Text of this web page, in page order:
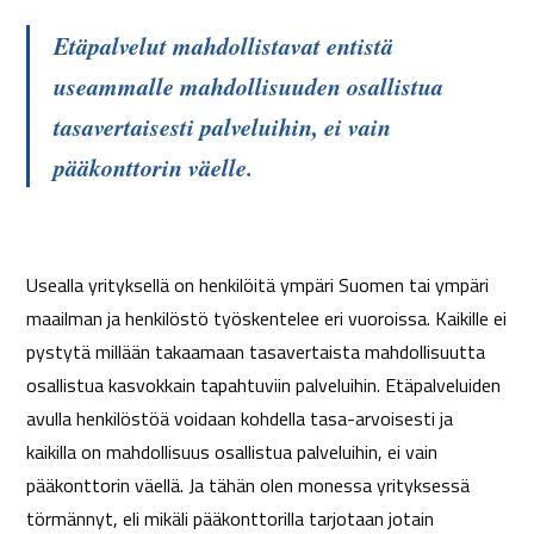
Etäpalvelut mahdollistavat entistä
useammalle mahdollisuuden osallistua
tasavertaisesti palveluihin, ei vain
pääkonttorin väelle.
Usealla yrityksellä on henkilöitä ympäri Suomen tai ympäri
maailman ja henkilöstö työskentelee eri vuoroissa. Kaikille ei
pystytä millään takaamaan tasavertaista mahdollisuutta
osallistua kasvokkain tapahtuviin palveluihin. Etäpalveluiden
avulla henkilöstöä voidaan kohdella tasa-arvoisesti ja
kaikilla on mahdollisuus osallistua palveluihin, ei vain
pääkonttorin väellä. Ja tähän olen monessa yrityksessä
törmännyt, eli mikäli pääkonttorilla tarjotaan jotain